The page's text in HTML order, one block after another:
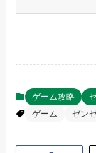
ゲーム攻略
ゲーム
ゼン